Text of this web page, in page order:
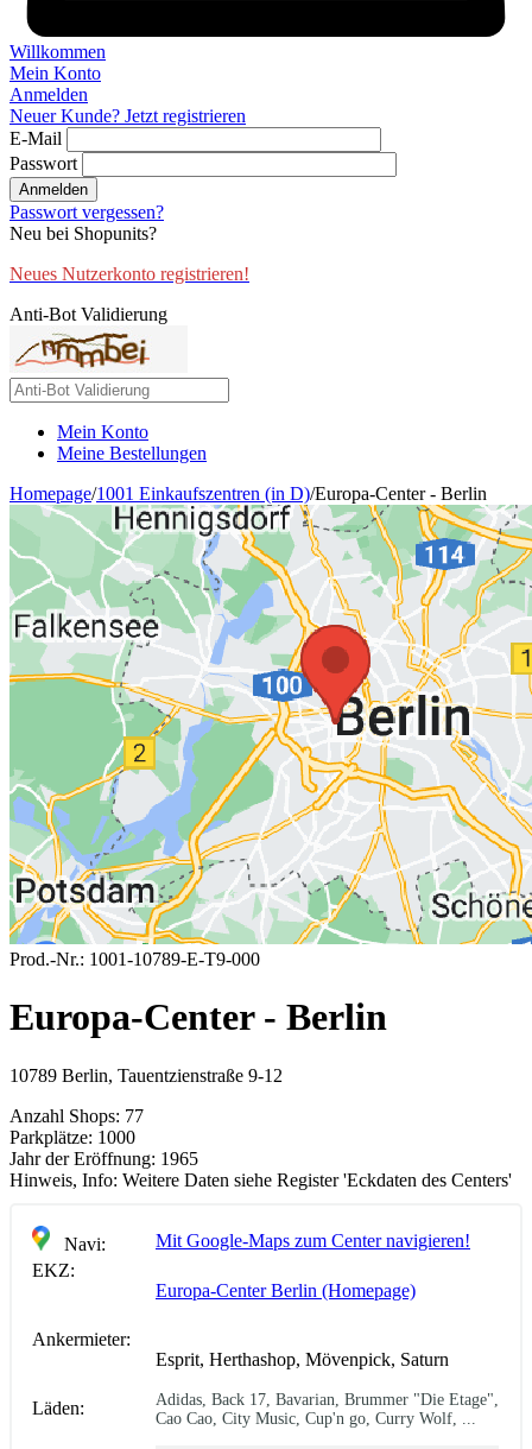
Willkommen
Mein Konto
Anmelden
Neuer Kunde? Jetzt registrieren
E-Mail
Passwort
Anmelden
Passwort vergessen?
Neu bei Shopunits?
Neues Nutzerkonto registrieren!
Anti-Bot Validierung
Mein Konto
Meine Bestellungen
Homepage/1001 Einkaufszentren (in D)/Europa-Center - Berlin
Prod.-Nr.: 1001-10789-E-T9-000
Europa-Center - Berlin
10789 Berlin, Tauentzienstraße 9-12
Anzahl Shops: 77
Parkplätze: 1000
Jahr der Eröffnung: 1965
Hinweis, Info: Weitere Daten siehe Register 'Eckdaten des Centers'
Navi:
Mit Google-Maps zum Center navigieren!
EKZ:
Europa-Center Berlin (Homepage)
Ankermieter:
Esprit, Herthashop, Mövenpick, Saturn
Läden:
Adidas, Back 17, Bavarian, Brummer "Die Etage",
Cao Cao, City Music, Cup'n go, Curry Wolf, ...